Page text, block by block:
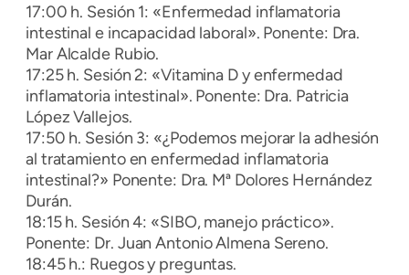
17:00 h. Sesión 1: «Enfermedad inflamatoria
intestinal e incapacidad laboral». Ponente: Dra.
Mar Alcalde Rubio.
17:25 h. Sesión 2: «Vitamina D y enfermedad
inflamatoria intestinal». Ponente: Dra. Patricia
López Vallejos.
17:50 h. Sesión 3: «¿Podemos mejorar la adhesión
al tratamiento en enfermedad inflamatoria
intestinal?» Ponente: Dra. Mª Dolores Hernández
Durán.
18:15 h. Sesión 4: «SIBO, manejo práctico».
Ponente: Dr. Juan Antonio Almena Sereno.
18:45 h.: Ruegos y preguntas.